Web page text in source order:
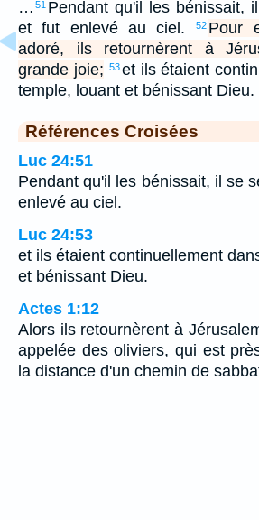
… 51 Pendant qu'il les bénissait,
et fut enlevé au ciel.
52 Pour
adoré, ils retournèrent à
grande joie; 53et ils étaient
temple, louant et bénissant Dieu.
Références Croisées
Luc 24:51
Pendant qu'il les bénissait, il se
enlevé au ciel.
Luc 24:53
et ils étaient continuellement
et bénissant Dieu.
Actes 1:12
Alors ils retournèrent à
appelée des oliviers, qui est
la distance d'un chemin de